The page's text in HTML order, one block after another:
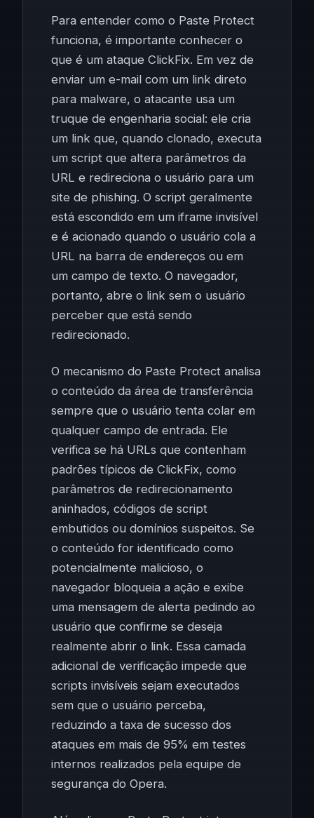
Para entender como o Paste Protect
funciona, é importante conhecer o
que é um ataque ClickFix. Em vez de
enviar um e-mail com um link direto
para malware, o atacante usa um
truque de engenharia social: ele cria
um link que, quando clonado, executa
um script que altera parâmetros da
URL e redireciona o usuário para um
site de phishing. O script geralmente
está escondido em um iframe invisível
e é acionado quando o usuário cola a
URL na barra de endereços ou em
um campo de texto. O navegador,
portanto, abre o link sem o usuário
perceber que está sendo
redirecionado.
O mecanismo do Paste Protect analisa
o conteúdo da área de transferência
sempre que o usuário tenta colar em
qualquer campo de entrada. Ele
verifica se há URLs que contenham
padrões típicos de ClickFix, como
parâmetros de redirecionamento
aninhados, códigos de script
embutidos ou domínios suspeitos. Se
o conteúdo for identificado como
potencialmente malicioso, o
navegador bloqueia a ação e exibe
uma mensagem de alerta pedindo ao
usuário que confirme se deseja
realmente abrir o link. Essa camada
adicional de verificação impede que
scripts invisíveis sejam executados
sem que o usuário perceba,
reduzindo a taxa de sucesso dos
ataques em mais de 95% em testes
internos realizados pela equipe de
segurança do Opera.